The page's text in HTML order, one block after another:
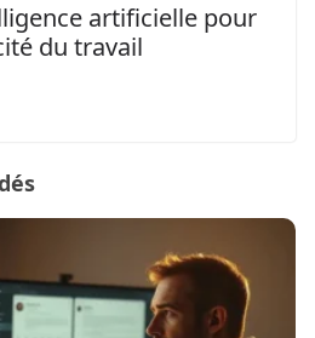
artificielle pour
du travail